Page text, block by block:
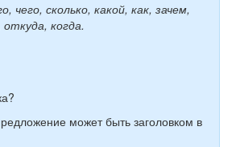
чего, сколь­ко, какой, как, зачем,
когда.
может быть за­го­лов­ком в